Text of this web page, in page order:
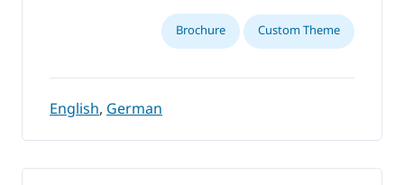
Custom Theme
Brochure
English,German